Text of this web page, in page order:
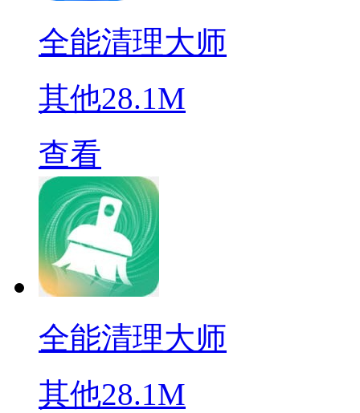
全能清理大师
其他28.1M
查看
全能清理大师
其他28.1M